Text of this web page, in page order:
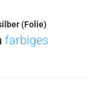
(Folie)
farbiges